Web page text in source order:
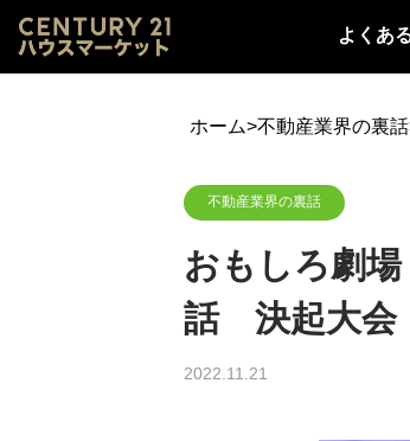
よくあ
ホーム>不動産業界の裏話
不動産業界の裏話
おもしろ劇
話 決起大会
2022.11.21